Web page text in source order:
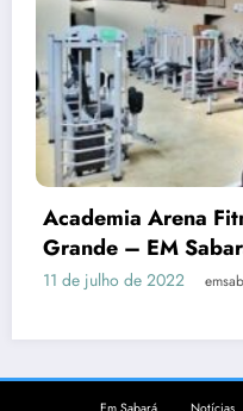
Academia Arena
Grande – EM Sabará
11 de julho de 2022